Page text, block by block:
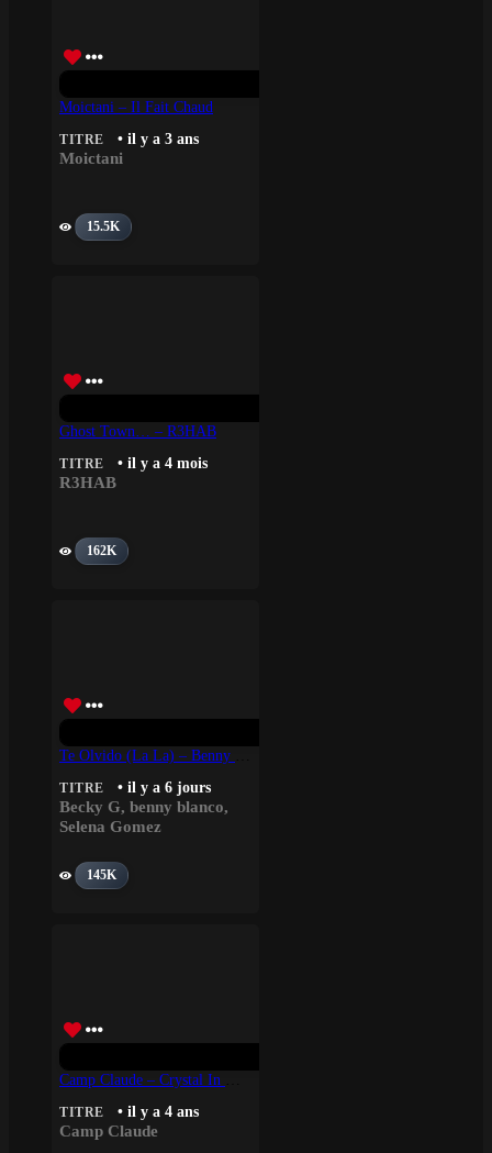
Moictani – Il Fait Chaud
TITRE • il y a 3 ans
Moictani
15.5K
Ghost Town… – R3HAB
TITRE • il y a 4 mois
R3HAB
162K
TITRE • il y a 6 jours
Becky G, benny blanco,
Selena Gomez
145K
TITRE • il y a 4 ans
Camp Claude